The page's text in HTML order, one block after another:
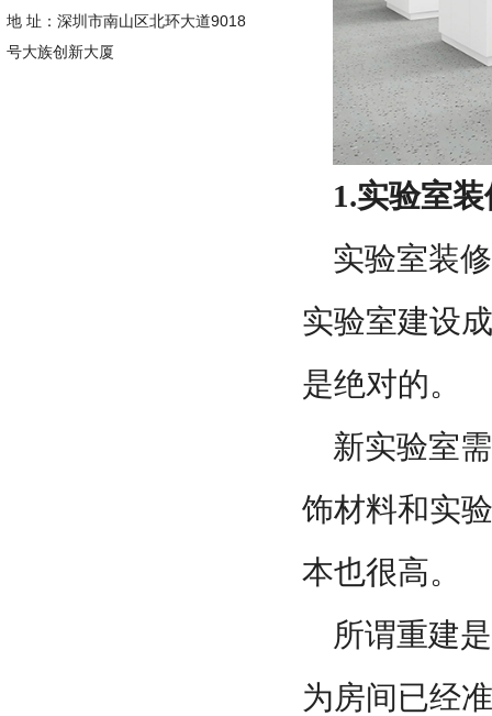
地 址：深圳市南山区北环大道9018
号大族创新大厦
1.实验室
实验室装
实验室建设
是绝对的。
新实验室
饰材料和实
本也很高。
所谓重建
为房间已经